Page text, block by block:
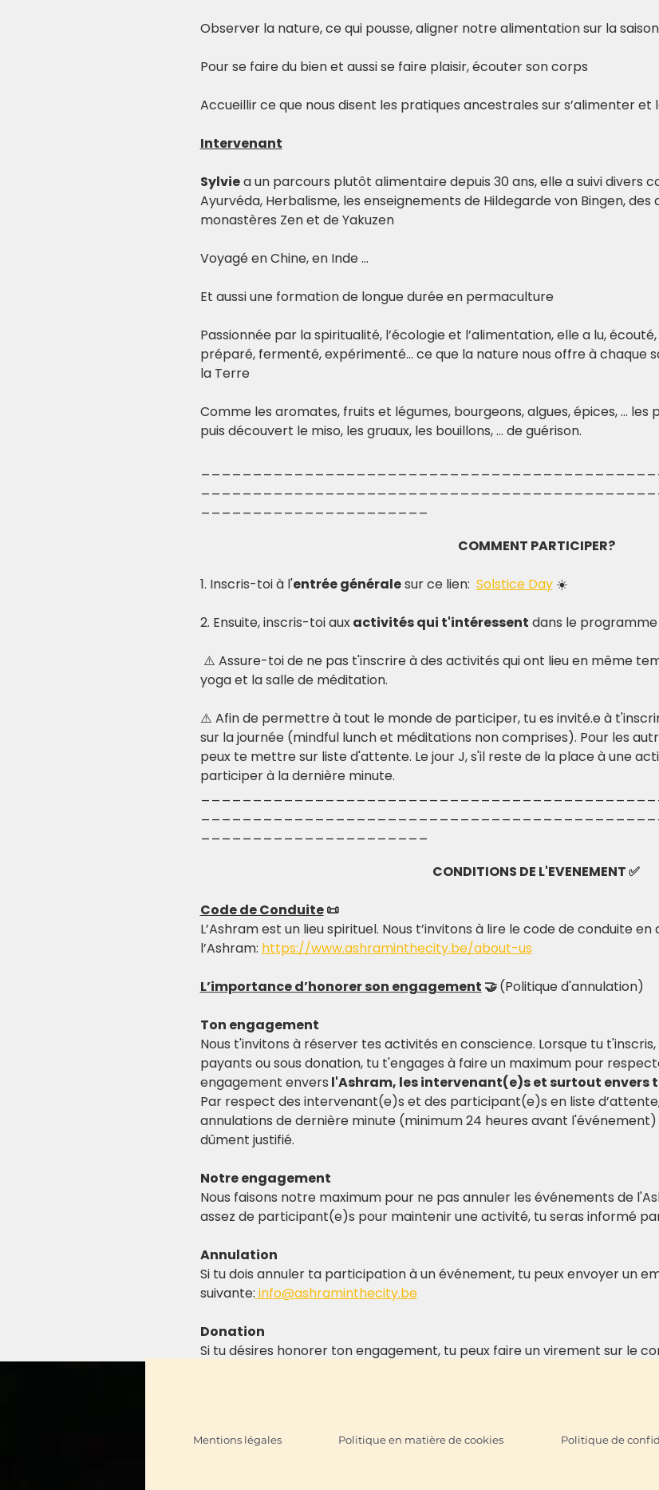
Observer la nature, ce qui pousse, aligner notre alimentation sur la
Pour se faire du bien et aussi se faire plaisir, écouter son corps
Accueillir ce que nous disent les pratiques ancestrales sur s’alimenter et
Intervenant
Sylvie a un parcours plutôt alimentaire depuis 30 ans, elle a suivi divers
Ayurvéda, Herbalisme, les enseignements de Hildegarde von Bingen, des
monastères Zen et de Yakuzen
Voyagé en Chine, en Inde …
Et aussi une formation de longue durée en permaculture
Passionnée par la spiritualité, l’écologie et l’alimentation, elle a lu,
préparé, fermenté, expérimenté… ce que la nature nous offre à chaque
la Terre
Comme les aromates, fruits et légumes, bourgeons, algues, épices, … les
puis découvert le miso, les gruaux, les bouillons, … de guérison.
COMMENT PARTICIPER?
1. Inscris-toi à l'entrée générale sur ce lien: Solstice Day ☀️
2. Ensuite, inscris-toi aux activités qui t'intéressent dans le
⚠️ Assure-toi de ne pas t'inscrire à des activités qui ont lieu en même
yoga et la salle de méditation.
⚠️ Afin de permettre à tout le monde de participer, tu es invité.e à
sur la journée (mindful lunch et méditations non comprises). Pour les
peux te mettre sur liste d'attente. Le jour J, s'il reste de la place à une
participer à la dernière minute.
CONDITIONS DE L'EVENEMENT ✅
Code de Conduite 📜
L’Ashram est un lieu spirituel. Nous t’invitons à lire le code de conduite
l’Ashram: https://www.ashraminthecity.be/about-us
L’importance d’honorer son engagement 🤝 (Politique d'annulation)
Ton engagement
Nous t'invitons à réserver tes activités en conscience. Lorsque tu
payants ou sous donation, tu t'engages à faire un maximum pour
engagement envers l'Ashram, les intervenant(e)s et surtout envers
Par respect des intervenant(e)s et des participant(e)s en liste
annulations de dernière minute (minimum 24 heures avant
dûment justifié.
Notre engagement
Nous faisons notre maximum pour ne pas annuler les événements de
assez de participant(e)s pour maintenir une activité, tu seras informé
Annulation
Si tu dois annuler ta participation à un événement, tu peux envoyer un
suivante: info@ashraminthecity.be
Donation
Si tu désires honorer ton engagement, tu peux faire un virement sur le
Mentions légales Politique en matière de cookies Politique de